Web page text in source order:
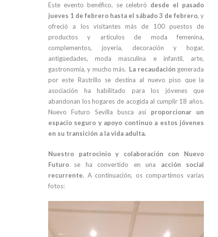
Este evento benéfico, se celebró desde el pasado
jueves 1 de febrero hasta el sábado 3 de febrero, y
ofreció a los visitantes más de 100 puestos de
productos y artículos de moda femenina,
complementos, joyería, decoración y hogar,
antigüedades, moda masculina e infantil, arte,
gastronomía, y mucho más. La recaudación generada
por este Rastrillo se destina al nuevo piso que la
asociación ha habilitado para los jóvenes que
abandonan los hogares de acogida al cumplir 18 años.
Nuevo Futuro Sevilla busca así proporcionar un
espacio seguro y apoyo continuo a estos jóvenes
en su transición a la vida adulta.
Nuestro patrocinio y colaboración con Nuevo
Futuro se ha convertido en una acción social
recurrente. A continuación, os compartimos varias
fotos: